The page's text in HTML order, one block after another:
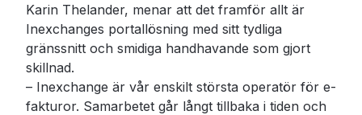
Karin Thelander, menar att det framför allt är
Inexchanges portallösning med sitt tydliga
gränssnitt och smidiga handhavande som gjort
skillnad.
– Inexchange är vår enskilt största operatör för e-
fakturor. Samarbetet går långt tillbaka i tiden och